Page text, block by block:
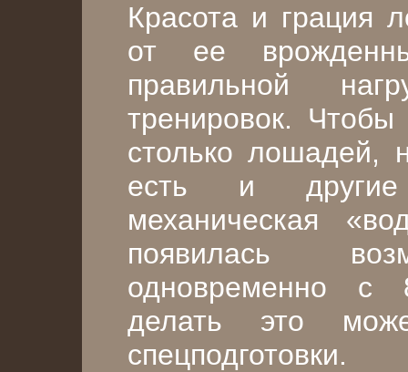
Красота и грация
от ее
правильной
тренировок.
столько лошадей,
есть и другие
механическая
появилась
одновременно
делать это
спецподготовки.